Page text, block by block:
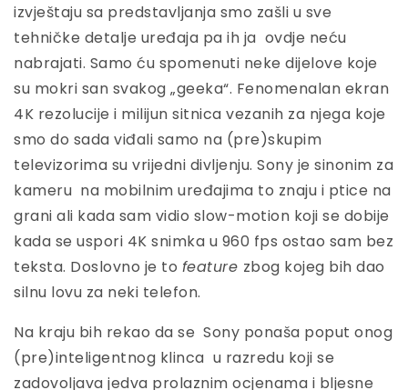
izvještaju sa predstavljanja smo zašli u sve
tehničke detalje uređaja pa ih ja ovdje neću
nabrajati. Samo ću spomenuti neke dijelove koje
su mokri san svakog „geeka“. Fenomenalan ekran
4K rezolucije i milijun sitnica vezanih za njega koje
smo do sada viđali samo na (pre)skupim
televizorima su vrijedni divljenju. Sony je sinonim za
kameru na mobilnim uređajima to znaju i ptice na
grani ali kada sam vidio slow-motion koji se dobije
kada se uspori 4K snimka u 960 fps ostao sam bez
teksta. Doslovno je to feature zbog kojeg bih dao
silnu lovu za neki telefon.
Na kraju bih rekao da se Sony ponaša poput onog
(pre)inteligentnog klinca u razredu koji se
zadovoljava jedva prolaznim ocjenama i bljesne